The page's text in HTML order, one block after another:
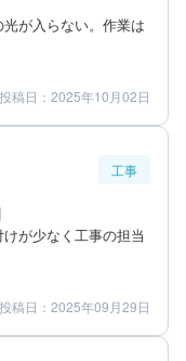
が入らない。作業は
感 3
投稿日：2025年10月02日
工事
が少なく工事の担当
がり 5
投稿日：2025年09月29日